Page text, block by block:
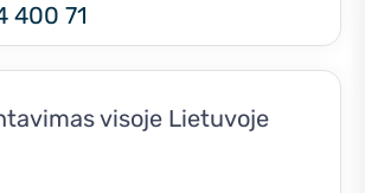
400 71
visoje Lietuvoje